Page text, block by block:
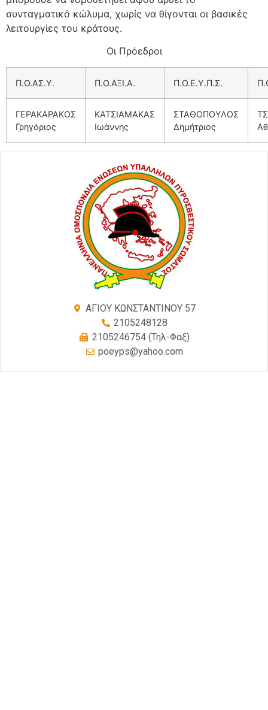
συνταγματικό κώλυμα, χωρίς να θίγονται οι βασικές
λειτουργίες του κράτους.
Οι Πρόεδροι
Π.Ο.ΑΣ.Υ. Π.Ο.ΑΞΙ.Α. Π.Ο.Ε.Υ.Π.Σ.
ΓΕΡΑΚΑΡΑΚΟΣ
Γρηγόριος
ΚΑΤΣΙΑΜΑΚΑΣ
Ιωάννης
ΣΤΑΘΟΠΟΥΛΟΣ
Δημήτριος
ΑΓΙΟΥ ΚΩΝΣΤΑΝΤΙΝΟΥ 57
2105248128
2105246754 (Τηλ-Φαξ)
poeyps@yahoo.com